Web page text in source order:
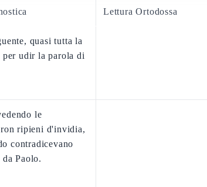
Lettura Ortodossa
quasi tutta la
udir la parola di
le
ripieni d'invidia,
contradicevano
Paolo.